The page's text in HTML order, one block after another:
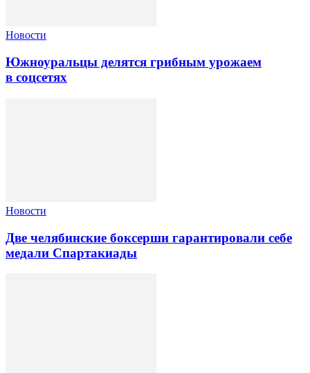
Новости
Южноуральцы делятся грибным урожаем
в соцсетях
Новости
Две челябинские боксерши гарантировали себе
медали Спартакиады